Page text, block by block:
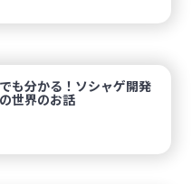
も分かる！ソシャゲ開発
世界のお話